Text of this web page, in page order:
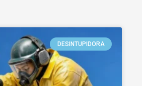
DESINTUPIDORA